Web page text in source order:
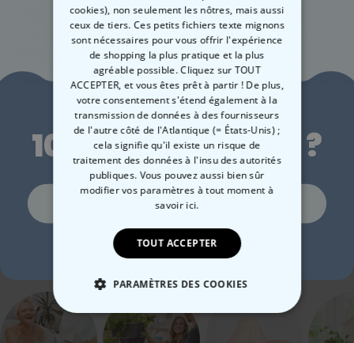
Tote bag personnalisé
19,99 €
Tote bag personnalisé
avec illustration de
vacances
19,99 €
Catégorie concernée
Consultez nos autres catégories de cadeux insolites
Envie de
10 % de réduction ?
Oui, volontiers !
Non merci, je n'aime pas les réductions
cookies), non seulement les nôtres, mais aussi
ceux de tiers. Ces petits fichiers texte mignons
sont nécessaires pour vous offrir l'expérience
de shopping la plus pratique et la plus
agréable possible. Cliquez sur TOUT
ACCEPTER, et vous êtes prêt à partir ! De plus,
votre consentement s'étend également à la
transmission de données à des fournisseurs
de l'autre côté de l'Atlantique (= États-Unis) ;
cela signifie qu'il existe un risque de
traitement des données à l'insu des autorités
publiques. Vous pouvez aussi bien sûr
modifier vos paramètres à tout momentà
savoir ici.
TOUT ACCEPTER
PARAMÈTRES DES COOKIES
STRICTEMENT NÉCESSAIRE